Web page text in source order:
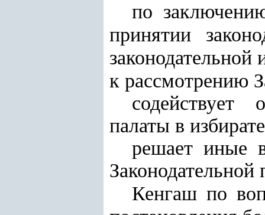
по
принятии
законодательной
к рассмотрению
содействует
палаты в
решает иные
Законодательной
Кенгаш по